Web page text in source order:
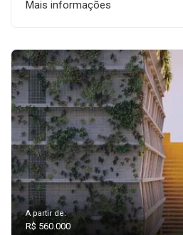
Mais informações
A partir de:
R$ 560.000